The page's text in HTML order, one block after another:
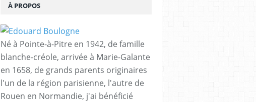
À PROPOS
Né à Pointe-à-Pitre en 1942, de famille
blanche-créole, arrivée à Marie-Galante
en 1658, de grands parents originaires
l'un de la région parisienne, l'autre de
Rouen en Normandie, j'ai bénéficié